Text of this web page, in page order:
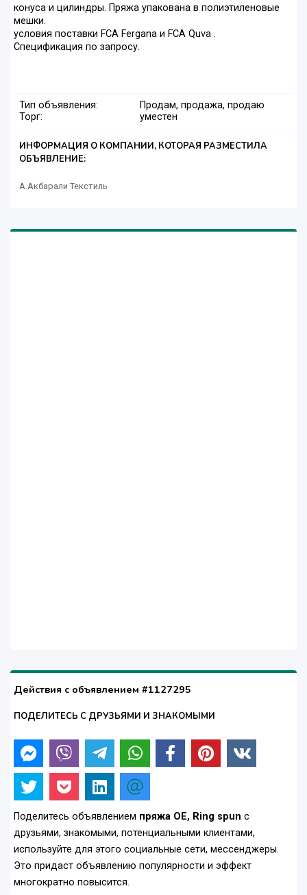
конуса и цилиндры. Пряжа упакована в полиэтиленовые
мешки.
условия поставки FCA Fergana и FCA Quva .
Спецификация по запросу.
Тип объявления:
Продам, продажа, продаю
Торг:
уместен
ИНФОРМАЦИЯ О КОМПАНИИ, КОТОРАЯ РАЗМЕСТИЛА
ОБЪЯВЛЕНИЕ:
А.Акбарали Текстиль
Действия с объявлением #1127295
ПОДЕЛИТЕСЬ С ДРУЗЬЯМИ И ЗНАКОМЫМИ
Поделитесь объявлением пряжа OE, Ring spun с
друзьями, знакомыми, потенциальными клиентами,
используйте для этого социальные сети, мессенджеры.
Это придаст объявлению популярности и эффект
многократно повысится.